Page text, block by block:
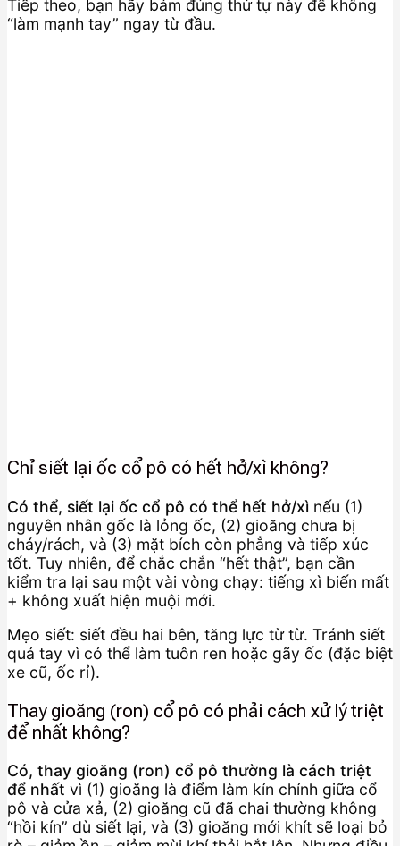
Tiếp theo, bạn hãy bám đúng thứ tự này để không
“làm mạnh tay” ngay từ đầu.
Chỉ siết lại ốc cổ pô có hết hở/xì không?
Có thể, siết lại ốc cổ pô có thể hết hở/xì nếu (1)
nguyên nhân gốc là lỏng ốc, (2) gioăng chưa bị
cháy/rách, và (3) mặt bích còn phẳng và tiếp xúc
tốt. Tuy nhiên, để chắc chắn “hết thật”, bạn cần
kiểm tra lại sau một vài vòng chạy: tiếng xì biến mất
+ không xuất hiện muội mới.
Mẹo siết: siết đều hai bên, tăng lực từ từ. Tránh siết
quá tay vì có thể làm tuôn ren hoặc gãy ốc (đặc biệt
xe cũ, ốc rỉ).
Thay gioăng (ron) cổ pô có phải cách xử lý triệt
để nhất không?
Có, thay gioăng (ron) cổ pô thường là cách triệt
để nhất vì (1) gioăng là điểm làm kín chính giữa cổ
pô và cửa xả, (2) gioăng cũ đã chai thường không
“hồi kín” dù siết lại, và (3) gioăng mới khít sẽ loại bỏ